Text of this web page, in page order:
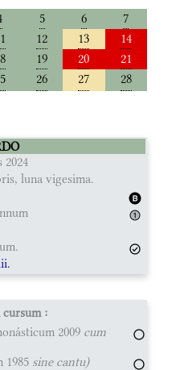
5 6
7
12 13
14
19 20
21
26 27
28
2024
luna vigesima.
:
2009 cum
sine cantu)